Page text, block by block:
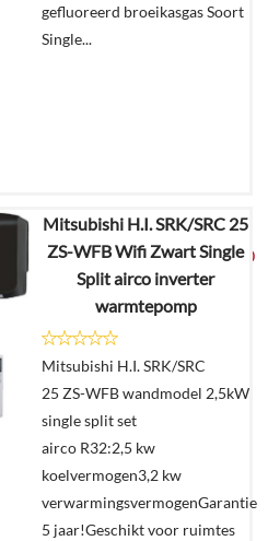
gefluoreerd broeikasgas Soort
Single...
€3.894,52
€2.049,00
Details
Offerte
aanvragen?
Mitsubishi H.I. SRK/SRC 25
ZS-WFB Wifi Zwart Single
Split airco inverter
warmtepomp
Mitsubishi H.I. SRK/SRC
25 ZS-WFB wandmodel 2,5kW
single split set
airco R32:2,5 kw
koelvermogen3,2 kw
verwarmingsvermogenGarantie
5 jaar!Geschikt voor ruimtes